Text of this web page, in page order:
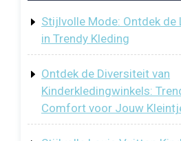
Stijlvolle Mode: Ontdek de
in Trendy Kleding
Ontdek de Diversiteit van
Kinderkledingwinkels:
Comfort voor Jouw